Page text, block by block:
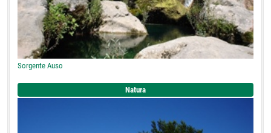
Sorgente Auso
Natura